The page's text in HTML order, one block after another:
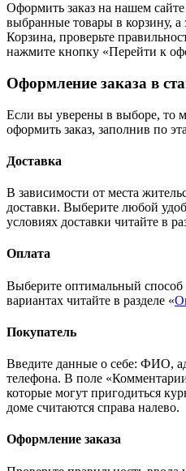
Оформить заказ на нашем сайте
выбранные товары в корзину, а
Корзина, проверьте
нажмите кнопку «Перейти к
Оформление заказа в
Если вы уверены в выборе, то
оформить заказ, заполнив по
Доставка
В зависимости от места
доставки. Выберите любой
условиях доставки читайте в
Оплата
Выберите оптимальный
вариантах читайте в разделе «
Покупатель
Введите данные о себе: ФИО,
телефона. В поле
которые могут пригодиться
доме считаются справа налево.
Оформление заказа